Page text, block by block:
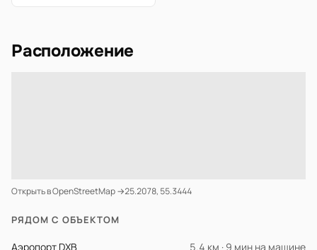
Расположение
Открыть в OpenStreetMap →25.2078, 55.3444
РЯДОМ С ОБЪЕКТОМ
Аэропорт DXB 5.4 км · 9 мин на машине